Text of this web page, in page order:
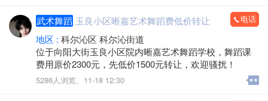
四等奖：2880元海信空调（4名）
五等奖：1880元电动车（5名）
六等奖：480元美的电饭煲（8名）
七等奖：350元空气炸锅（10名）
纪念奖：精美不锈钢保温杯
三、驾校优势
过职，有蓝桥杯证书，带的两个孩子获得全国蓝桥杯三
等奖。19年年底回通辽，带出过很多成绩优异的初、高
中学生。对基础不好的孩子能快速提高分数，对于基础
好的孩子直接对接高考技巧，注重培养孩子的【学习习
惯】。电话：13664003080
武术舞蹈 玉良小区晰嘉艺术舞蹈费低价转让 电话
地区 : 科尔沁区 科尔沁街道
位于向阳大街玉良小区院内晰嘉艺术舞蹈学校，舞蹈课
费用原价2300元，先低价1500元转让，欢迎骚扰！
5286人浏览、 11-18 12:30